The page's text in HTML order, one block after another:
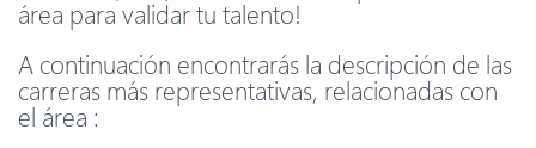
área para validar tu talento!
A continuación encontrarás la descripción de las
carreras más representativas, relacionadas con
el área :